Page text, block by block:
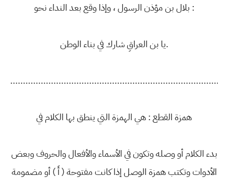
بلال بن مؤذن الرسول ، وإذا وقع بعد النداء نحو :
يا بن العراقِ شارك في بناء الوطن.
....................................................................................
همزة القطع : هي الهمزة التي ينطق بها الكلام في
بدء الكلام أو وصله وتكون في الأسماء والأفعال والحروف وبعض
الأدوات وتكتب همزة الوصل إذا كانت مفتوحة ( أَ ) أو مضمومة